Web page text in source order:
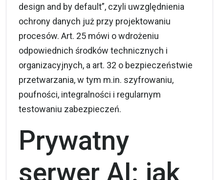
design and by default”, czyli uwzględnienia
ochrony danych już przy projektowaniu
procesów. Art. 25 mówi o wdrożeniu
odpowiednich środków technicznych i
organizacyjnych, a art. 32 o bezpieczeństwie
przetwarzania, w tym m.in. szyfrowaniu,
poufności, integralności i regularnym
testowaniu zabezpieczeń.
Prywatny
serwer AI: jak